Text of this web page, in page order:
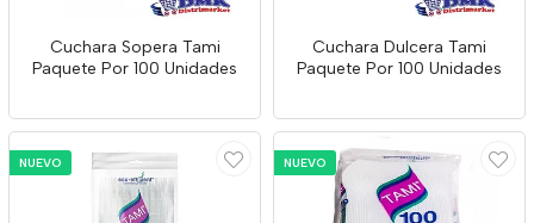
Cuchara Sopera Tami
Paquete Por 100 Unidades
Cuchara Dulcera Tami
Paquete Por 100 Unidades
NUEVO NUEVO